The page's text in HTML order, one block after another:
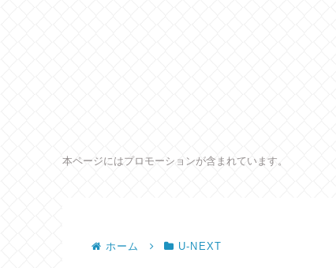
本ページにはプロモーションが含まれています。
ホーム U-NEXT